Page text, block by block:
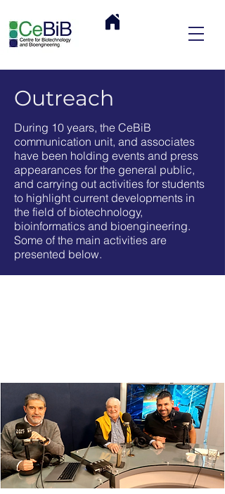
Outreach
During 10 years, the CeBiB
communication unit, and associates
have been holding events and press
appearances for the general public,
and carrying out activities for students
to highlight current developments in
the field of biotechnology,
bioinformatics and bioengineering.
Some of the main activities are
presented below.